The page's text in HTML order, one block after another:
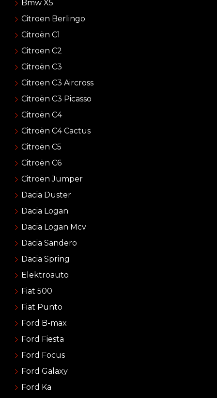
Bmw X5
Citroen Berlingo
Citroën C1
Citroen C2
Citroën C3
Citroen C3 Aircross
Citroën C3 Picasso
Citroën C4
Citroën C4 Cactus
Citroën C5
Citroën C6
Citroën Jumper
Dacia Duster
Dacia Logan
Dacia Logan Mcv
Dacia Sandero
Dacia Spring
Elektroauto
Fiat 500
Fiat Punto
Ford B-max
Ford Fiesta
Ford Focus
Ford Galaxy
Ford Ka